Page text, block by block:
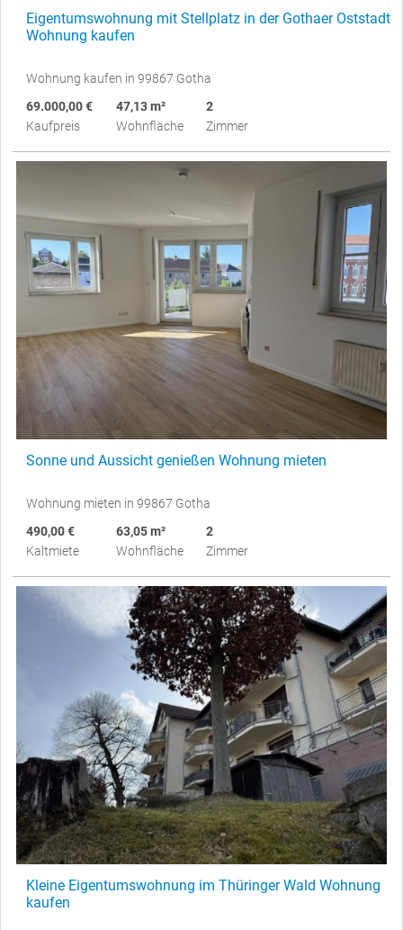
Eigentumswohnung mit Stellplatz in der Gothaer Oststadt
Wohnung kaufen
Wohnung kaufen in 99867 Gotha
69.000,00 €
Kaufpreis
47,13 m²
Wohnfläche
2
Zimmer
Sonne und Aussicht genießen Wohnung mieten
Wohnung mieten in 99867 Gotha
490,00 €
Kaltmiete
63,05 m²
Wohnfläche
2
Zimmer
Kleine Eigentumswohnung im Thüringer Wald Wohnung
kaufen